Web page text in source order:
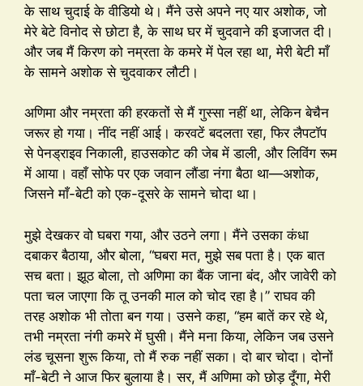
के साथ चुदाई के वीडियो थे। मैंने उसे अपने नए यार अशोक, जो
मेरे बेटे विनोद से छोटा है, के साथ घर में चुदवाने की इजाजत दी।
और जब मैं किरण को नम्रता के कमरे में पेल रहा था, मेरी बेटी माँ
के सामने अशोक से चुदवाकर लौटी।
अणिमा और नम्रता की हरकतों से मैं गुस्सा नहीं था, लेकिन बेचैन
जरूर हो गया। नींद नहीं आई। करवटें बदलता रहा, फिर लैपटॉप
से पेनड्राइव निकाली, हाउसकोट की जेब में डाली, और लिविंग रूम
में आया। वहाँ सोफे पर एक जवान लौंडा नंगा बैठा था—अशोक,
जिसने माँ-बेटी को एक-दूसरे के सामने चोदा था।
मुझे देखकर वो घबरा गया, और उठने लगा। मैंने उसका कंधा
दबाकर बैठाया, और बोला, “घबरा मत, मुझे सब पता है। एक बात
सच बता। झूठ बोला, तो अणिमा का बैंक जाना बंद, और जावेरी को
पता चल जाएगा कि तू उनकी माल को चोद रहा है।” राघव की
तरह अशोक भी तोता बन गया। उसने कहा, “हम बातें कर रहे थे,
तभी नम्रता नंगी कमरे में घुसी। मैंने मना किया, लेकिन जब उसने
लंड चूसना शुरू किया, तो मैं रुक नहीं सका। दो बार चोदा। दोनों
माँ-बेटी ने आज फिर बुलाया है। सर, मैं अणिमा को छोड़ दूँगा, मेरी